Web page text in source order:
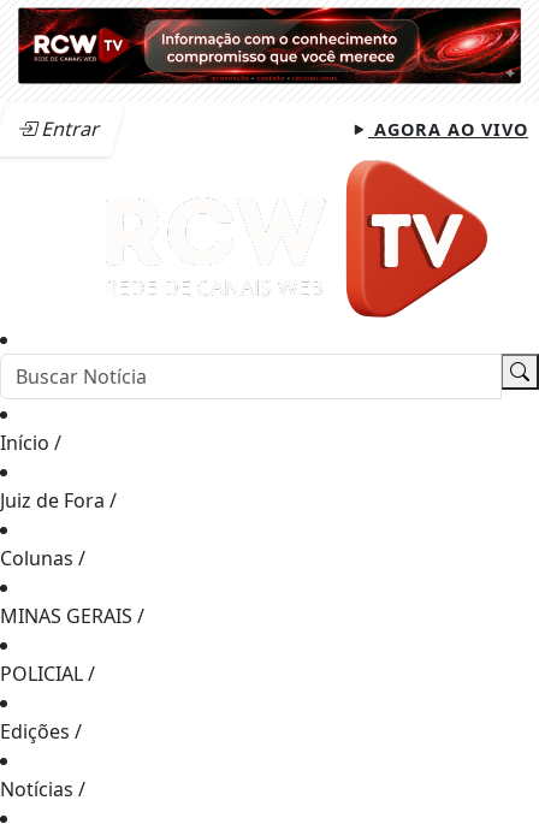
Entrar AGORA AO VIVO
Início /
Juiz de Fora /
Colunas /
MINAS GERAIS /
POLICIAL/
Edições /
Notícias /